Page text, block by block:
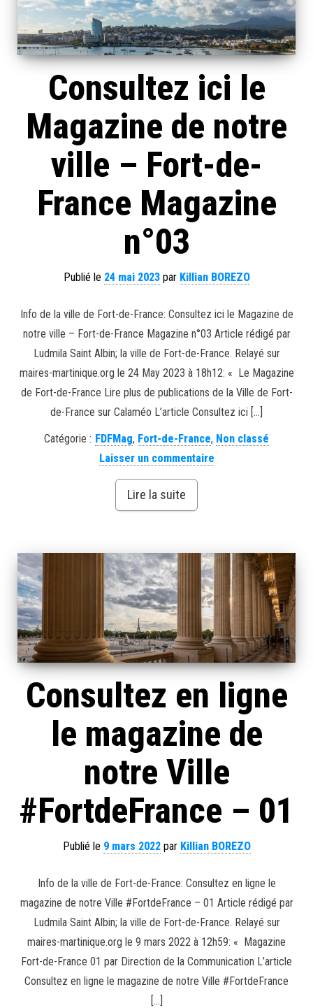
Consultez ici le
Magazine de notre
ville – Fort-de-
France Magazine
n°03
Publié le 24 mai 2023par Killian BOREZO
Info de la ville de Fort-de-France: Consultez ici le Magazine de
notre ville – Fort-de-France Magazine n°03 Article rédigé par
Ludmila Saint Albin; la ville de Fort-de-France. Relayé sur
maires-martinique.org le 24 May 2023 à 18h12: « Le Magazine
de Fort-de-France Lire plus de publications de la Ville de Fort-
de-France sur Calaméo L’article Consultez ici […]
Catégorie : FDFMag, Fort-de-France, Non classé
Laisser un commentaire
Lire la suite
Consultez en ligne
le magazine de
notre Ville
#FortdeFrance – 01
Publié le 9 mars 2022par Killian BOREZO
Info de la ville de Fort-de-France: Consultez en ligne le
magazine de notre Ville #FortdeFrance – 01 Article rédigé par
Ludmila Saint Albin; la ville de Fort-de-France. Relayé sur
maires-martinique.org le 9 mars 2022 à 12h59: « Magazine
Fort-de-France 01 par Direction de la Communication L’article
Consultez en ligne le magazine de notre Ville #FortdeFrance
[…]